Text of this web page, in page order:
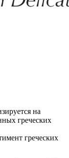
на
греческих
греческих